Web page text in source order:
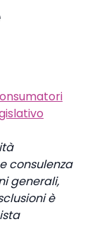
consulenza
generali,
è